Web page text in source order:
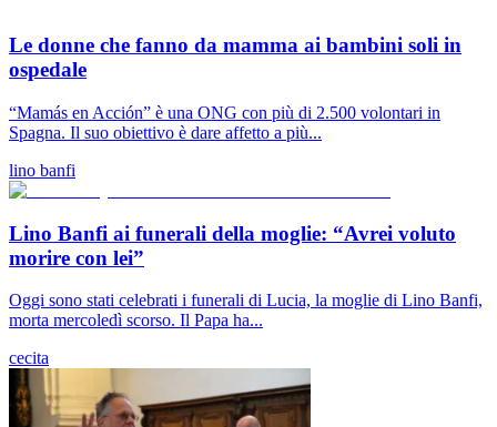
Le donne che fanno da mamma ai bambini soli in
ospedale
“Mamás en Acción” è una ONG con più di 2.500 volontari in
Spagna. Il suo obiettivo è dare affetto a più...
lino banfi
Lino Banfi ai funerali della moglie: “Avrei voluto
morire con lei”
Oggi sono stati celebrati i funerali di Lucia, la moglie di Lino Banfi,
morta mercoledì scorso. Il Papa ha...
cecita